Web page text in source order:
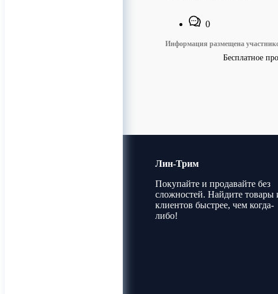
0
Информация размещена
Бесплатное
Лин-Трим
Покупайте и продавайте без
сложностей. Найдите товары
клиентов быстрее, чем когда-
либо!